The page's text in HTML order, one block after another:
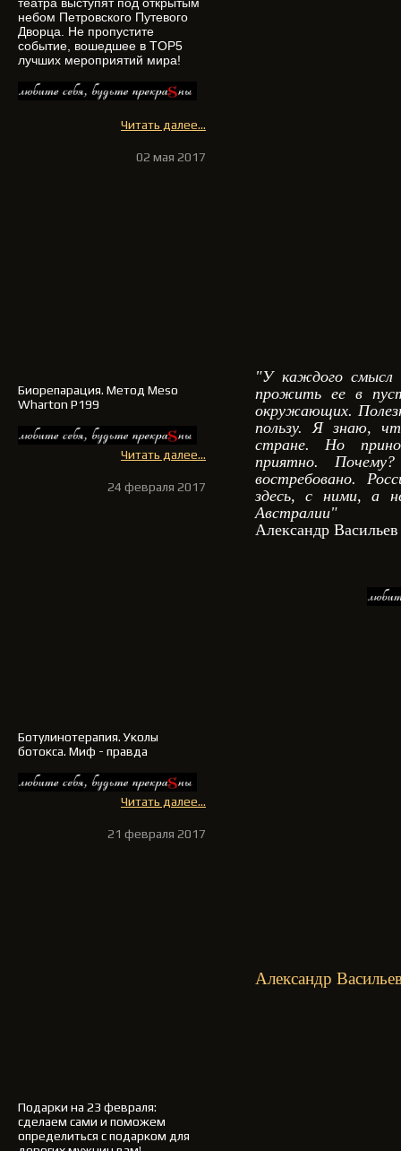
небом Петровского Путевого
Дворца. Не пропустите
событие, вошедшее в TOP5
лучших мероприятий мира!
Читать далее...
02 мая 2017
Биорепарация. Метод Meso
Wharton P199
Читать далее...
24 февраля 2017
Ботулинотерапия. Уколы
ботокса. Миф - правда
Читать далее...
21 февраля 2017
Подарки на 23 февраля:
сделаем сами и поможем
определиться с подарком для
"У каждого
прожить ее в
окружающих.
пользу. Я знаю,
стране. Но
приятно.
востребовано.
здесь, с ними, а
Австралии"
Александр Васильев
Александр